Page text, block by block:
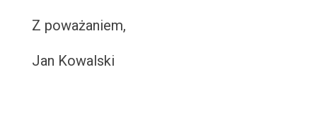
Z poważaniem,
Jan Kowalski